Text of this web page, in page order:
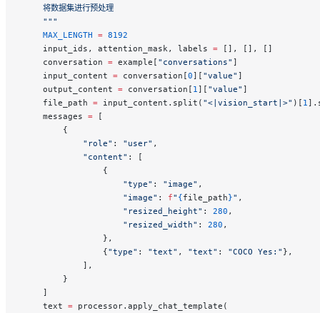
    将数据集进行预处理
    """
    MAX_LENGTH
= 8192
    input_ids, attention_mask, labels
= [], [], []
    conversation
= example[ "conversations" ]
    input_content
= conversation[0][ "value" ]
    output_content
= conversation[ 1][ "value" ]
    file_path
= input_content.split( "<|vision_start|>" )[ 1
    messages
= [
        {
            "role"
: "user" ,
            "content"
: [
                {
                    "type"
: "image" ,
                    "image"
: f" {file_path}" ,
                    "resized_height"
: 280 ,
                    "resized_width"
: 280 ,
                },
                {
"type" : "text" , "text" : "COCO Yes:" },
            ],
        }
    ]
    text
= processor.apply_chat_template(